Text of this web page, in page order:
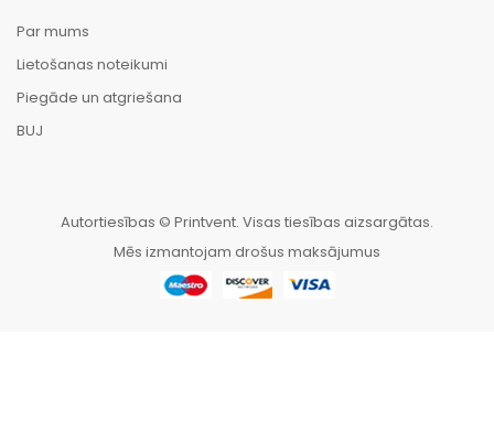
Par mums
Lietošanas noteikumi
Piegāde un atgriešana
BUJ
Autortiesības © Printvent. Visas tiesības aizsargātas.
Mēs izmantojam drošus maksājumus